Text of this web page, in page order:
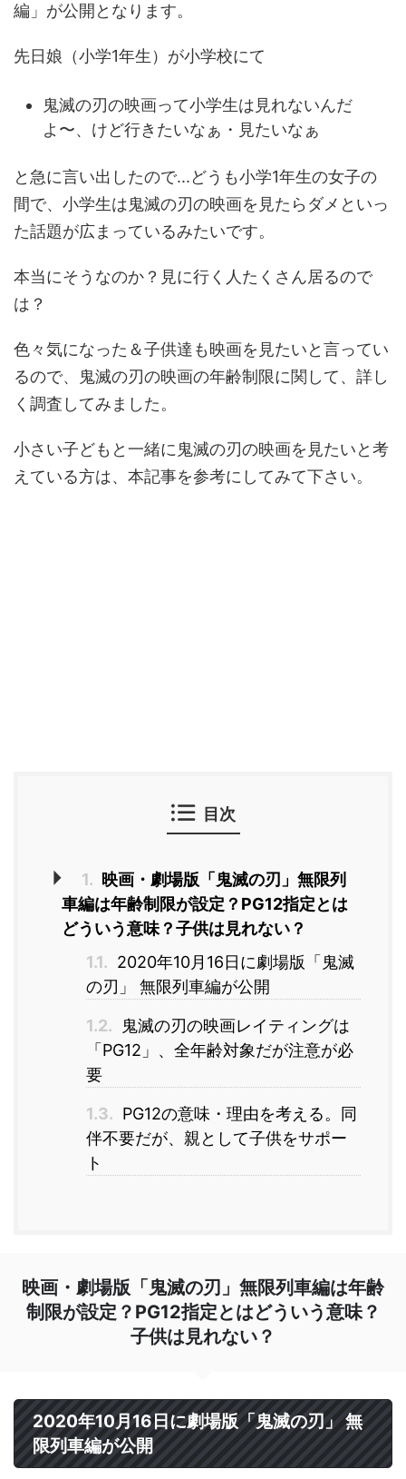
編」が公開となります。
先日娘（小学1年生）が小学校にて
鬼滅の刃の映画って小学生は見れないんだ
よ〜、けど行きたいなぁ・見たいなぁ
と急に言い出したので...どうも小学1年生の女子の
間で、小学生は鬼滅の刃の映画を見たらダメといっ
た話題が広まっているみたいです。
本当にそうなのか？見に行く人たくさん居るので
は？
色々気になった＆子供達も映画を見たいと言ってい
るので、鬼滅の刃の映画の年齢制限に関して、詳し
く調査してみました。
小さい子どもと一緒に鬼滅の刃の映画を見たいと考
えている方は、本記事を参考にしてみて下さい。
目次
1.
映画・劇場版「鬼滅の刃」無限列
車編は年齢制限が設定？PG12指定とは
どういう意味？子供は見れない？
1.1. 2020年10月16日に劇場版「鬼滅
の刃」 無限列車編が公開
1.2.
鬼滅の刃の映画レイティングは
「PG12」、全年齢対象だが注意が必
要
1.3. PG12の意味・理由を考える。同
伴不要だが、親として子供をサポー
ト
映画・劇場版「鬼滅の刃」無限列車編は年齢
制限が設定？PG12指定とはどういう意味？
子供は見れない？
2020年10月16日に劇場版「鬼滅の刃」 無
限列車編が公開